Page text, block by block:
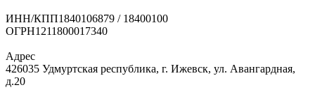
ИНН/КПП1840106879 / 18400100
ОГРН1211800017340
Адрес
426035 Удмуртская республика, г. Ижевск, ул. Авангардная,
д.20